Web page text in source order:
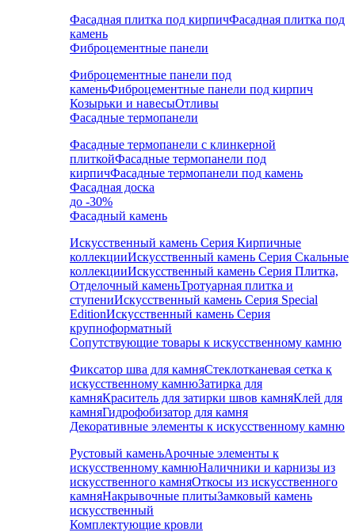
Фасадная плитка под кирпичФасадная плитка под
камень
Фиброцементные панели
Фиброцементные панели под
каменьФиброцементные панели под кирпич
Козырьки и навесыОтливы
Фасадные термопанели
Фасадные термопанели с клинкерной
плиткойФасадные термопанели под
кирпичФасадные термопанели под камень
Фасадная доска
до -30%
Фасадный камень
Искусственный камень Серия Кирпичные
коллекцииИскусственный камень Серия Скальные
коллекцииИскусственный камень Серия Плитка,
Отделочный каменьТротуарная плитка и
ступениИскусственный камень Серия Special
EditionИскусственный камень Серия
крупноформатный
Сопутствующие товары к искусственному камню
Фиксатор шва для камняСтеклотканевая сетка к
искусственному камнюЗатирка для
камняКраситель для затирки швов камняКлей для
камняГидрофобизатор для камня
Декоративные элементы к искусственному камню
Рустовый каменьАрочные элементы к
искусственному камнюНаличники и карнизы из
искусственного камняОткосы из искусственного
камняНакрывочные плитыЗамковый камень
искусственный
Комплектующие кровли